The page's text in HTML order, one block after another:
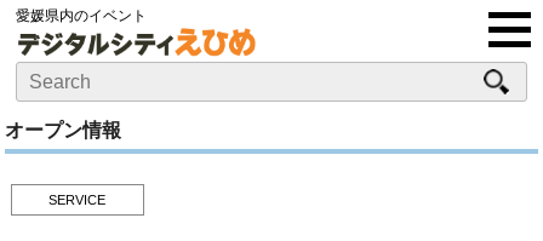
愛媛県内のイベント
オープン情報
SERVICE